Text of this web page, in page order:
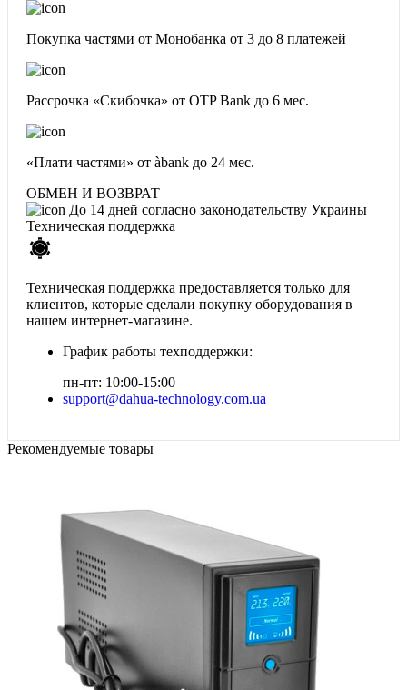
Покупка частями от Монобанка от 3 до 8 платежей
Рассрочка «Скибочка» от OTP Bank до 6 мес.
«Плати частями» от àbank до 24 мес.
ОБМЕН И ВОЗВРАТ
До 14 дней согласно законодательству Украины
Техническая поддержка
Техническая поддержка предоставляется только для
клиентов, которые сделали покупку оборудования в
нашем интернет-магазине.
График работы техподдержки:
пн-пт: 10:00-15:00
support@dahua-technology.com.ua
Рекомендуемые товары